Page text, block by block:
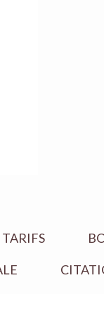
TARIFS